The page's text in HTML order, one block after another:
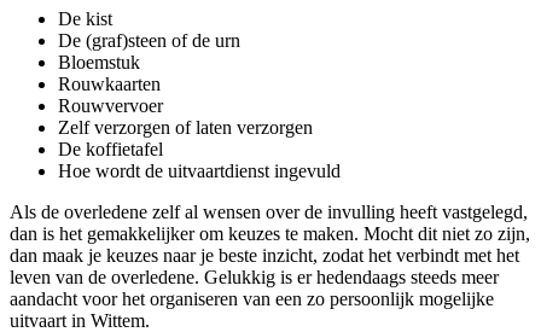
De kist
De (graf)steen of de urn
Bloemstuk
Rouwkaarten
Rouwvervoer
Zelf verzorgen of laten verzorgen
De koffietafel
Hoe wordt de uitvaartdienst ingevuld
Als de overledene zelf al wensen over de invulling heeft vastgelegd,
dan is het gemakkelijker om keuzes te maken. Mocht dit niet zo zijn,
dan maak je keuzes naar je beste inzicht, zodat het verbindt met het
leven van de overledene. Gelukkig is er hedendaags steeds meer
aandacht voor het organiseren van een zo persoonlijk mogelijke
uitvaart in Wittem.